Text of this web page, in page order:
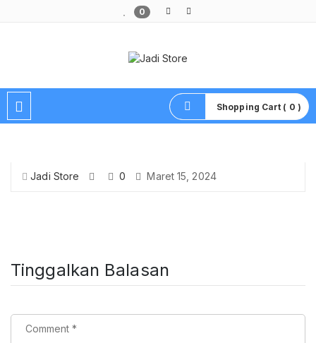
0
Shopping Cart ( 0 )
Jadi Store 0 Maret 15, 2024
Tinggalkan Balasan